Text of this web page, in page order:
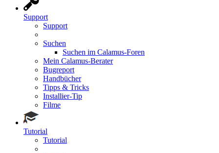
Support
Support
Suchen
Suchen im Calamus-Foren
Mein Calamus-Berater
Bugreport
Handbücher
Tipps & Tricks
Installier-Tip
Filme
Tutorial
Tutorial